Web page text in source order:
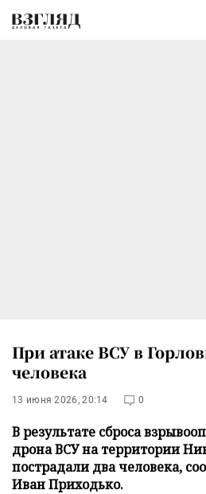
При атаке ВСУ в
человека
13 июня 2026, 20:14 0
В результате сброса
дрона ВСУ на территории
пострадали два человека,
Иван Приходько.